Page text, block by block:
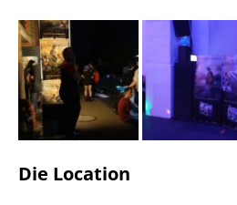
Gamescom 2019: Catherine
Eventbericht: Final Fantasy
Gamescom 2019
Gamescom 2019: Final
Gamescom 2019: Life is
Gamescom 2019: Final
Leute, die man auf der
Gamescom 2019: Final
Gamescom 2019: Unser Fazit!
Die Location